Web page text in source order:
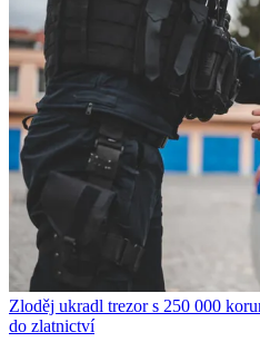
Zloděj ukradl trezor s 250 000
do zlatnictví